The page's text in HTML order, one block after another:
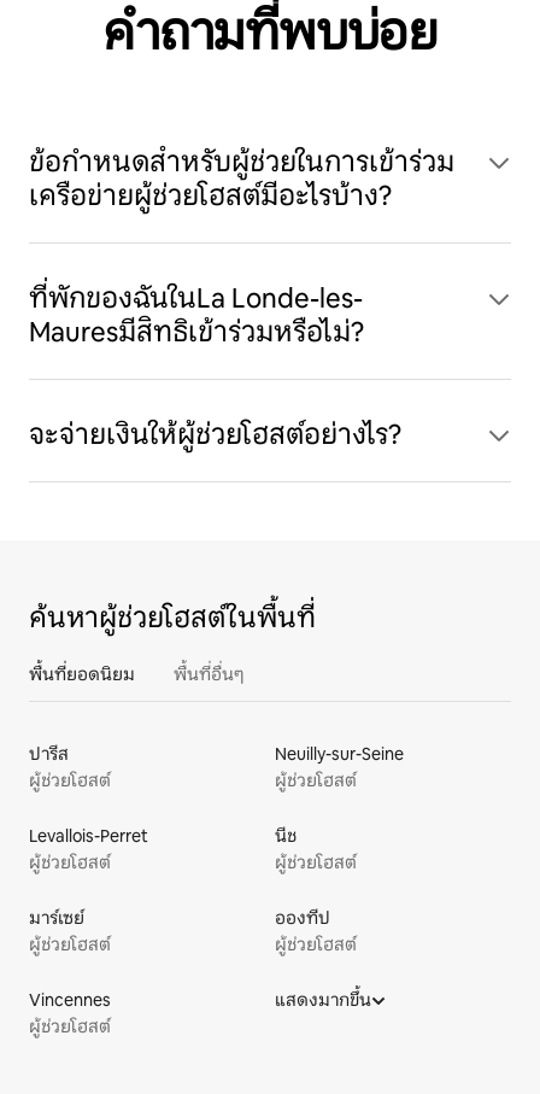
คำถามที่พบบ่อย
ข้อกำหนดสำหรับผู้ช่วยในการเข้าร่วม
เครือข่ายผู้ช่วยโฮสต์มีอะไรบ้าง?
ที่พักของฉันในLa Londe-les-
Mauresมีสิทธิเข้าร่วมหรือไม่?
จะจ่ายเงินให้ผู้ช่วยโฮสต์อย่างไร?
ค้นหาผู้ช่วยโฮสต์ในพื้นที่
พื้นที่ยอดนิยม พื้นที่อื่นๆ
ปารีส
ผู้ช่วยโฮสต์
Neuilly-sur-Seine
ผู้ช่วยโฮสต์
Levallois-Perret
ผู้ช่วยโฮสต์
นีช
ผู้ช่วยโฮสต์
มาร์เซย์
ผู้ช่วยโฮสต์
อองทีป
ผู้ช่วยโฮสต์
Vincennes
ผู้ช่วยโฮสต์
แสดงมากขึ้น